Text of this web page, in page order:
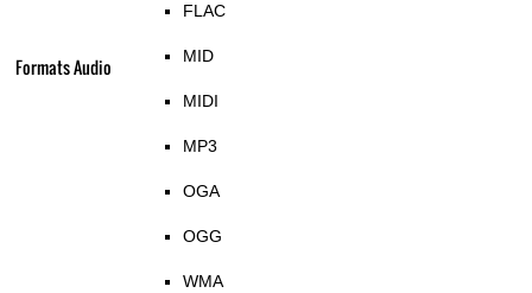
Formats Audio
FLAC
MID
MIDI
MP3
OGA
OGG
WMA